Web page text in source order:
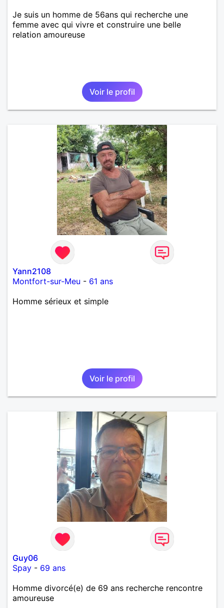
Je suis un homme de 56ans qui recherche une
femme avec qui vivre et construire une belle
relation amoureuse
Voir le profil
Yann2108
Montfort-sur-Meu - 61 ans
Homme sérieux et simple
Voir le profil
Guy06
Spay - 69 ans
Homme divorcé(e) de 69 ans recherche rencontre
amoureuse